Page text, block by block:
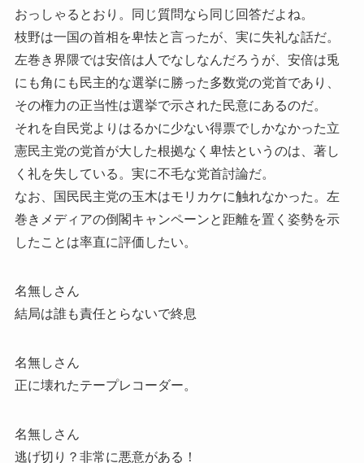
おっしゃるとおり。同じ質問なら同じ回答だよね。
枝野は一国の首相を卑怯と言ったが、実に失礼な話だ。
左巻き界隈では安倍は人でなしなんだろうが、安倍は兎
にも角にも民主的な選挙に勝った多数党の党首であり、
その権力の正当性は選挙で示された民意にあるのだ。
それを自民党よりはるかに少ない得票でしかなかった立
憲民主党の党首が大した根拠なく卑怯というのは、著し
く礼を失している。実に不毛な党首討論だ。
なお、国民民主党の玉木はモリカケに触れなかった。左
巻きメディアの倒閣キャンペーンと距離を置く姿勢を示
したことは率直に評価したい。
名無しさん
結局は誰も責任とらないで終息
名無しさん
正に壊れたテープレコーダー。
名無しさん
逃げ切り？非常に悪意がある！